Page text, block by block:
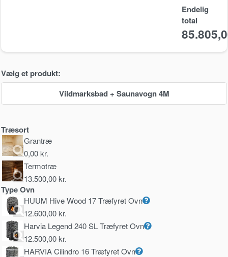
Endelig
total
Vælg et produkt:
Vildmarksbad + Saunavogn 4M
Træsort
Grantræ
0,00kr.
Termotræ
13.500,00kr.
Type Ovn
HUUM Hive Wood 17 Træfyret Ovn
12.600,00kr.
Harvia Legend 240 SL Træfyret Ovn
12.500,00kr.
HARVIA Cilindro 16 Træfyret Ovn